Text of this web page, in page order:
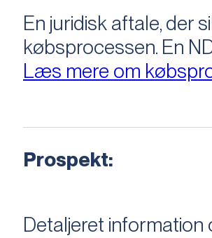
En juridisk aftale, der
købsprocessen​​. En
Læs mere om
Prospekt:
Detaljeret